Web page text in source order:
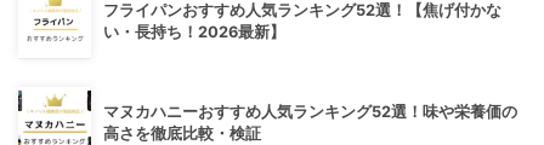
フライパンおすすめ人気ランキング52選！【焦げ付かな
い・長持ち！2026最新】
マヌカハニーおすすめ人気ランキング52選！味や栄養価の
高さを徹底比較・検証